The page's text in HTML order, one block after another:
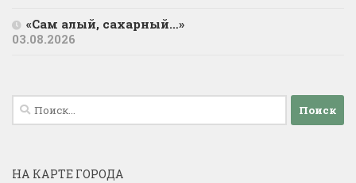
«Сам алый, сахарный…»
03.08.2026
Найти:
НА КАРТЕ ГОРОДА